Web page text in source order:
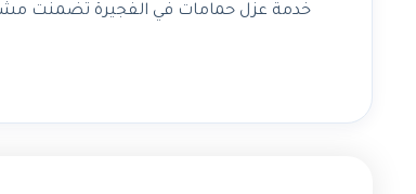
خدمة عزل حمامات في الفجيرة تضمنت